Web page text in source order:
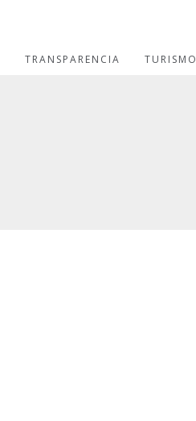
TRANSPARENCIA TURISMO